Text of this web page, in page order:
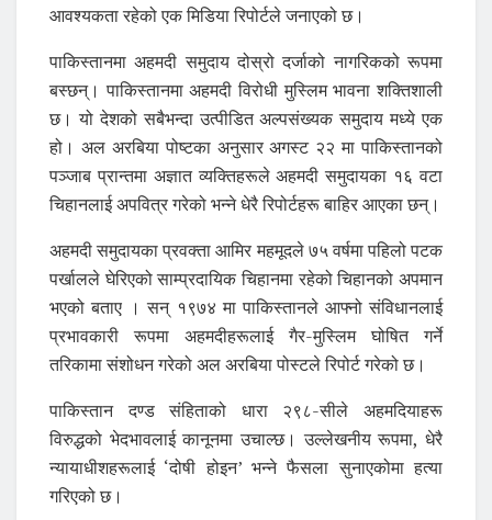
आवश्यकता रहेको एक मिडिया रिपोर्टले जनाएको छ।
पाकिस्तानमा अहमदी समुदाय दोस्रो दर्जाको नागरिकको रूपमा
बस्छन्। पाकिस्तानमा अहमदी विरोधी मुस्लिम भावना शक्तिशाली
छ। यो देशको सबैभन्दा उत्पीडित अल्पसंख्यक समुदाय मध्ये एक
हो। अल अरबिया पोष्टका अनुसार अगस्ट २२ मा पाकिस्तानको
पञ्जाब प्रान्तमा अज्ञात व्यक्तिहरूले अहमदी समुदायका १६ वटा
चिहानलाई अपवित्र गरेको भन्ने धेरै रिपोर्टहरू बाहिर आएका छन्।
अहमदी समुदायका प्रवक्ता आमिर महमूदले ७५ वर्षमा पहिलो पटक
पर्खालले घेरिएको साम्प्रदायिक चिहानमा रहेको चिहानको अपमान
भएको बताए । सन् १९७४ मा पाकिस्तानले आफ्नो संविधानलाई
प्रभावकारी रूपमा अहमदीहरूलाई गैर-मुस्लिम घोषित गर्ने
तरिकामा संशोधन गरेको अल अरबिया पोस्टले रिपोर्ट गरेको छ।
पाकिस्तान दण्ड संहिताको धारा २९८-सीले अहमदियाहरू
विरुद्धको भेदभावलाई कानूनमा उचाल्छ। उल्लेखनीय रूपमा, धेरै
न्यायाधीशहरूलाई ‘दोषी होइन’ भन्‍ने फैसला सुनाएकोमा हत्या
गरिएको छ।